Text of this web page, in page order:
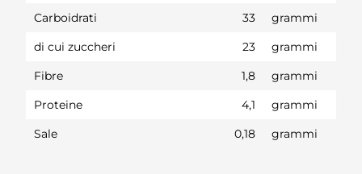
Carboidrati 33 grammi
di cui zuccheri 23 grammi
Fibre 1,8 grammi
Proteine 4,1 grammi
Sale 0,18 grammi